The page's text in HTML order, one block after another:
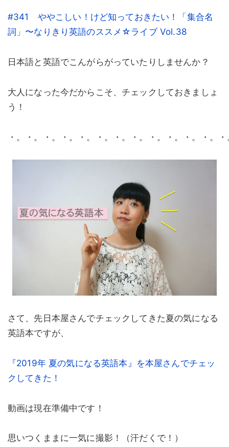
#341 ややこしい！けど知っておきたい！「集合名
詞」〜なりきり英語のススメ☆ライブ Vol.38
日本語と英語でこんがらがっていたりしませんか？
大人になった今だからこそ、チェックしておきましょ
う！
・。・。・。・。・。・。・。・。・。・。・。・。
さて、先日本屋さんでチェックしてきた夏の気になる
英語本ですが、
『2019年 夏の気になる英語本』を本屋さんでチェッ
クしてきた！
動画は現在準備中です！
思いつくままに一気に撮影！（汗だくで！）